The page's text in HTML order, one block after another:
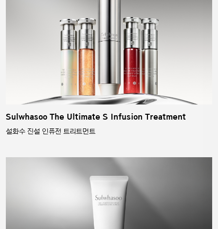
Sulwhasoo The Ultimate S Infusion Treatment
설화수 진설 인퓨전 트리트먼트